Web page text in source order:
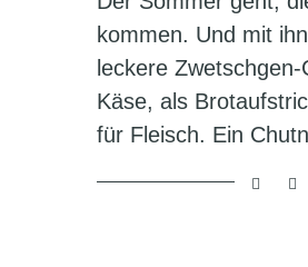
kommen. Und mit
leckere
Käse, als
für Fleisch. Ein